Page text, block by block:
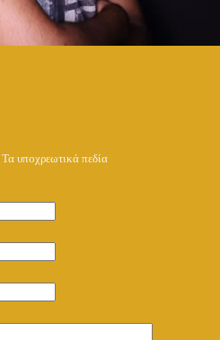
Τα υποχρεωτικά πεδία